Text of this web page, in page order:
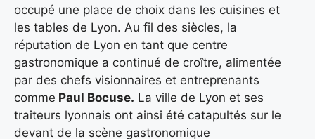
occupé une place de choix dans les cuisines et
les tables de Lyon. Au fil des siècles, la
réputation de Lyon en tant que centre
gastronomique a continué de croître, alimentée
par des chefs visionnaires et entreprenants
comme Paul Bocuse. La ville de Lyon et ses
traiteurs lyonnais ont ainsi été catapultés sur le
devant de la scène gastronomique